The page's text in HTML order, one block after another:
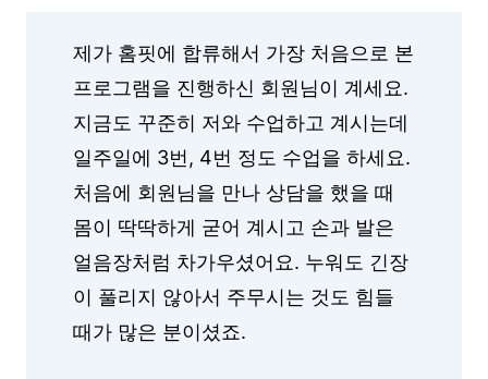
제가 홈핏에 합류해서 가장 처음으로 본
프로그램을 진행하신 회원님이 계세요.
지금도 꾸준히 저와 수업하고 계시는데
일주일에 3번, 4번 정도 수업을 하세요.
처음에 회원님을 만나 상담을 했을 때
몸이 딱딱하게 굳어 계시고 손과 발은
얼음장처럼 차가우셨어요. 누워도 긴장
이 풀리지 않아서 주무시는 것도 힘들
때가 많은 분이셨죠.